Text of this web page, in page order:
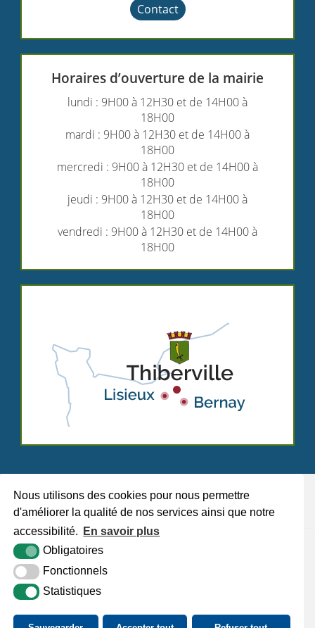
Nous utilisons des cookies pour nous permettre
d'améliorer la qualité de nos services ainsi que notre
accessibilité.
En savoir plus
Obligatoires
Fonctionnels
Statistiques
Contact
Horaires d’ouverture de la mairie
lundi : 9H00 à 12H30 et de 14H00 à
18H00
mardi : 9H00 à 12H30 et de 14H00 à
18H00
mercredi : 9H00 à 12H30 et de 14H00 à
18H00
jeudi : 9H00 à 12H30 et de 14H00 à
18H00
vendredi : 9H00 à 12H30 et de 14H00 à
18H00